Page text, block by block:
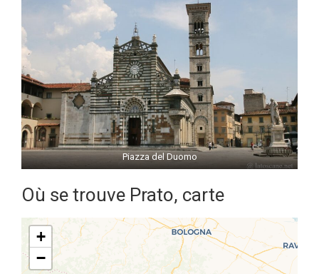
Piazza del Duomo
Où se trouve Prato, carte
+
−